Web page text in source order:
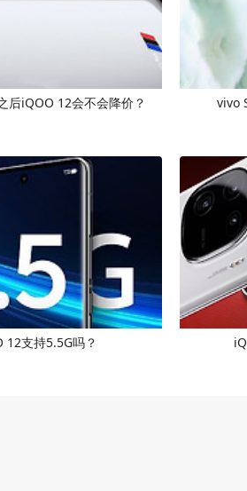
后iQOO 12会不会降价？ vivo
12支持5.5G吗？